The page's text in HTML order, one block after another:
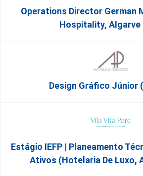
Operations Director German
Hospitality, Algarve
Design Gráfico
Estágio IEFP | Planeamento
Ativos (Hotelaria De Luxo,